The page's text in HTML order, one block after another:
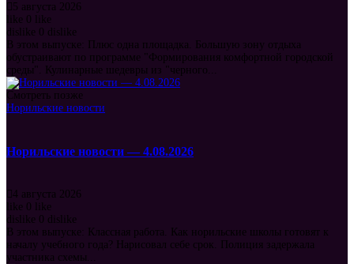
5 августа 2026
like
0
like
dislike
0 dislike
В этом выпуске: Плюс одна площадка. Большую зону отдыха
обустраивают по программе "Формирования комфортной городской
среды". Кулинарные шедевры из "черного...
Смотреть позже
Норильские новости
Норильские новости — 4.08.2026
4 августа 2026
like
0
like
dislike
0 dislike
В этом выпуске: Классная работа. Как норильские школы готовят к
началу учебного года? Нарисовал себе срок. Полиция задержала
участника схемы...